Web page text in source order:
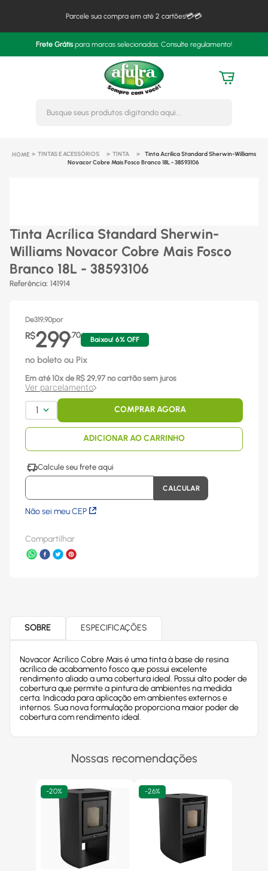
Parcele sua compra em até 2 cartões!💳💳
Frete Grátispara marcas selecionadas. Consulte regulamento!
Busque seus produtos
TINTAS E ACESSÓRIOS TINTA
Tinta Acrílica Standard Sherwin-Williams
Novacor Cobre Mais Fosco Branco 18L - 38593106
Tinta Acrílica Standard Sherwin-
Williams Novacor Cobre Mais Fosco
Branco 18L - 38593106
Referência: 141914
De319,90por
R$299,70
Baixou! 6% OFF
no boleto ou Pix
Em até 10x de R$ 29,97no cartão sem juros
Ver parcelamento
1 COMPRAR AGORA
ADICIONAR AO CARRINHO
Não sei meu CEP
Compartilhar
SOBRE ESPECIFICAÇÕES
Novacor Acrílico Cobre Mais é uma tinta à base de resina
acrílica de acabamento fosco que possui excelente
rendimento aliado a uma cobertura ideal. Possui alto poder de
cobertura que permite a pintura de ambientes na medida
certa. Indicada para aplicação em ambientes externos e
internos. Sua nova formulação proporciona maior poder de
cobertura com rendimento ideal.
Nossas recomendações
-20% -26%